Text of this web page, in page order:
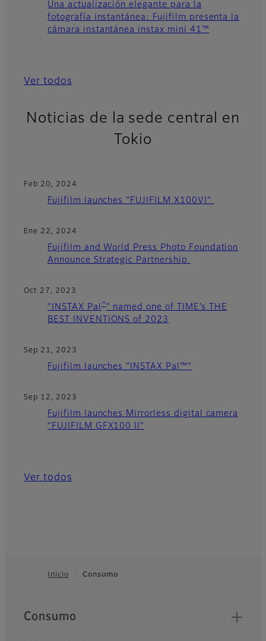
Una actualización elegante para la
fotografía instantánea: Fujifilm presenta la
cámara instantánea instax mini 41™
Ver todos
Noticias de la sede central en
Tokio
Feb 20, 2024
Fujifilm launches “FUJIFILM X100VI”
Ene 22, 2024
Fujifilm and World Press Photo Foundation
Announce Strategic Partnership
Oct 27, 2023
“INSTAX Pal™” named one of TIME’s THE
BEST INVENTIONS of 2023
Sep 21, 2023
Fujifilm launches “INSTAX Pal™”
Sep 12, 2023
Fujifilm launches Mirrorless digital camera
“FUJIFILM GFX100 II”
Ver todos
Inicio Consumo
Quick Links
Consumo